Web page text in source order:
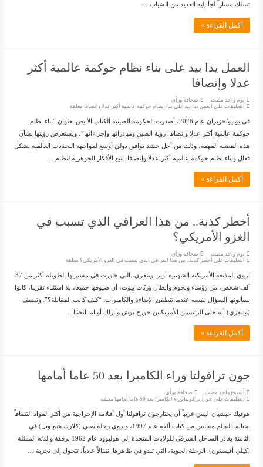
تسلك مساراً لجأ إليه العديد من الشباب …
أكمل القراءة »
العمل يدا بيد على بناء نظام حوكمة عالمية أكثر
عدلا وإنصافا
‏يوم واحد مضت
صحافة ورأي
التعليقاتعلى العمل يدا بيد على بناء نظام حوكمة عالمية أكثر عدلا وإنصافا مغلقة
في يونيو/حزيران عام 2026، أصدرت الحكومة الصينية الكتاب الأبيض بعنوان “بناء نظام
حوكمة عالمية أكثر عدلا وإنصافا: رؤية الصين ومبادراتها وإجراءاتها”، ويستعرض رؤيتها بشأن
هذه القضية المهمة، وذلك من أجل حشد توافق دولي أوسع لمواجهة التحديات العالمية بشكل
فعال وبناء نظام حوكمة عالمية أكثر عدلا وإنصافا. تنبع الأفكار الجوهرية لنظام …
أكمل القراءة »
أخطر كذبة.. من هذا العراقي الذي تسبب في
الغزو الأمريكي؟
‏يوم واحد مضت
صحافة ورأي
التعليقاتعلى أخطر كذبة.. من هذا العراقي الذي تسبب في الغزو الأمريكي؟ مغلقة
تروي المذيعة الأمريكية الشهيرة أوبرا وينفري، التي حاورت في مسيرتها الطويلة أكثر من 37
ألف شخص، من رؤساء ونجوم وأبطال وربّات بيوت، أن ضيوفها جميعا، بلا استثناء تقريبا، كانوا
يسألونها السؤال نفسه عندما تنطفئ الإضاءة والكاميرات: “كيف كانت المقابلة؟”. وتضيف
(وينفري) أنه حتى الرئيسين الأمريكيين جورج بوش وباراك أوباما انحنيا …
أكمل القراءة »
جون ترافولتا وراء الكاميرا بعد 50 عاما أمامها
‏أسبوع واحد مضت
صحافة ورأي
التعليقاتعلى جون ترافولتا وراء الكاميرا بعد 50 عاما أمامها مغلقة
هوفيك حبشيان ليس غريباً أن يختارجون ترافولتا أول أفلامه الإخراجية من أكثر المواد التصاقاً
بحياته. الفيلم مقتبس من كتاب ألفه عام 1997، ويروي رحلة صبي (كلارك شوتويل) في
الثامنة يغادر الساحل الشرقي للولايات المتحدة إلى هوليوود عام 1962 برفقة والدته الممثلة
(كيلي أفيستون). الرحلة الجوية، التي تبدو في ظاهرها انتقالاً عادياً، تتحول إلى تجربة …